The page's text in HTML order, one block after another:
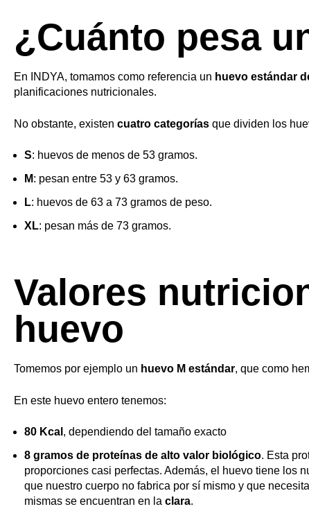
Para ofrecer las mejores experiencias, utilizamos
Funcional
Funcional
Siempre activo
Preferencias
¿Cuánto pesa
En INDYA, tomamos como referencia un huevo estándar
planificaciones nutricionales.
No obstante, existen cuatro categorías que dividen los
S: huevos de menos de 53 gramos.
M: pesan entre 53 y 63 gramos.
L: huevos de 63 a 73 gramos de peso.
XL: pesan más de 73 gramos.
Valores
huevo
Tomemos por ejemplo un huevo M estándar, que como
En este huevo entero tenemos:
80 Kcal , dependiendo del tamaño exacto
8 gramos de proteínas de alto valor biológico. Esta
proporciones casi perfectas. Además, el huevo tiene los
que nuestro cuerpo no fabrica por sí mismo y que
mismas se encuentran en la clara.